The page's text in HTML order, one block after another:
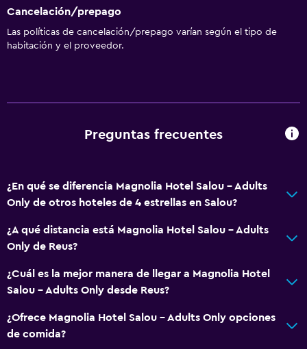
Artículos de aseo gratis
Champú
Papeleras
Centro de negocios
Cancelación/prepago
Las políticas de cancelación/prepago varían según el tipo de
habitación y el proveedor.
Preguntas frecuentes
¿En qué se diferencia Magnolia Hotel Salou - Adults
Only de otros hoteles de 4 estrellas en Salou?
¿A qué distancia está Magnolia Hotel Salou - Adults
Only de Reus?
¿Cuál es la mejor manera de llegar a Magnolia Hotel
Salou - Adults Only desde Reus?
¿Ofrece Magnolia Hotel Salou - Adults Only opciones
de comida?